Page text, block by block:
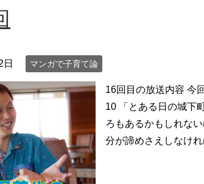
マンガで子育て論
16回目の放送内容 今
10 「とある日の城下
ろもあるかもしれな
分が諦めさえしなけ